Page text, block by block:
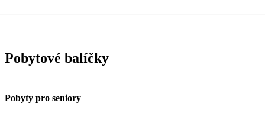
Pobytové balíčky
Pobyty pro seniory